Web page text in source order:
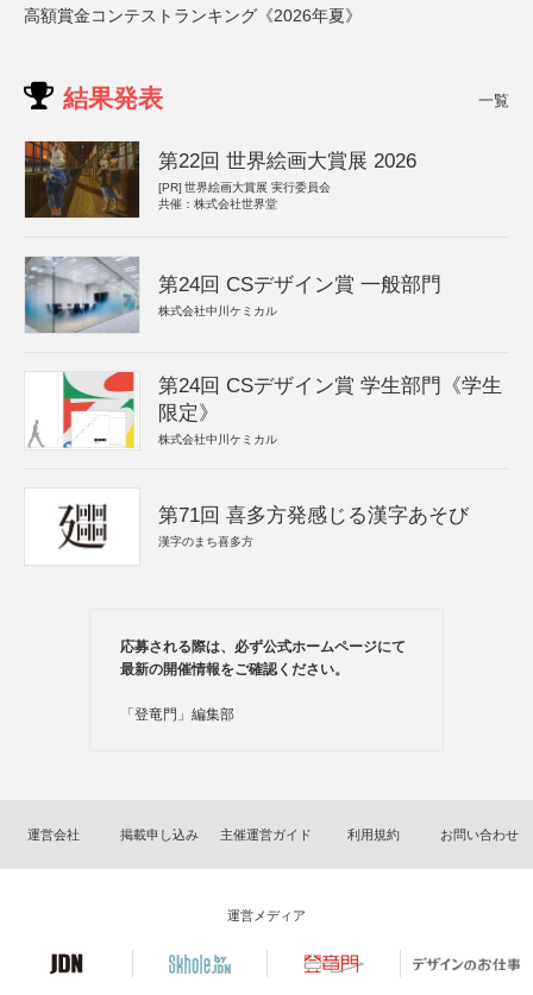
高額賞金コンテストランキング《2026年夏》
結果発表 一覧
第22回 世界絵画大賞展 2026
[PR] 世界絵画大賞展 実行委員会
共催：株式会社世界堂
第24回 CSデザイン賞 一般部門
株式会社中川ケミカル
第24回 CSデザイン賞 学生部門《学生
限定》
株式会社中川ケミカル
第71回 喜多方発感じる漢字あそび
漢字のまち喜多方
応募される際は、必ず公式ホームページにて
最新の開催情報をご確認ください。
「登竜門」編集部
運営会社 掲載申し込み 主催運営ガイド 利用規約 お問い合わせ
運営メディア